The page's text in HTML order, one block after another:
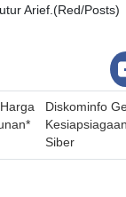
Arief.(Red/Posts)
Diskominfo
Siber